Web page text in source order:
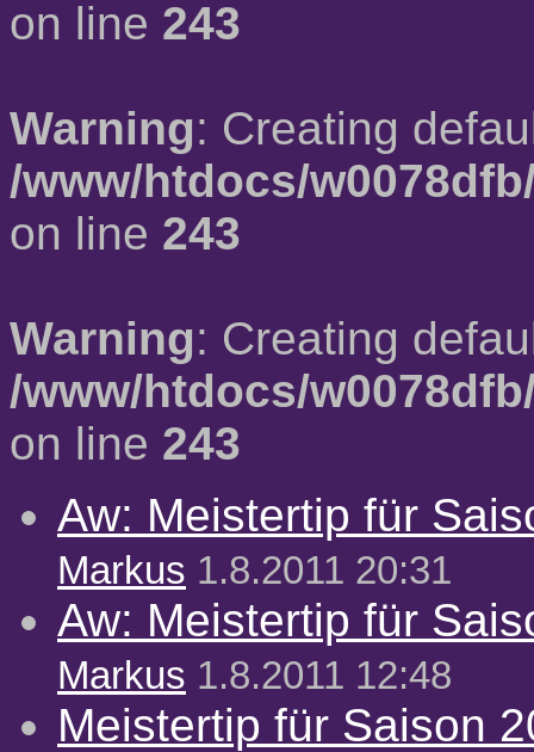
on line 243
Warning: Creating
/www/htdocs/
on line 243
Warning: Creating
/www/htdocs/
on line 243
Aw: Meistertip für
Markus 1.8.2011 20:31
Aw: Meistertip für
Markus 1.8.2011 12:48
Meistertip für Saison